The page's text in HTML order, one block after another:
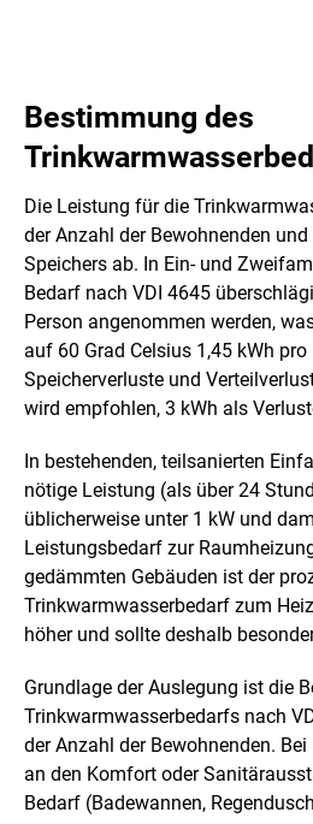
Bestimmung des
Die Leistung für die
der Anzahl der Bewohnenden und
Speichers ab. In Ein- und
Bedarf nach VDI 4645
Person angenommen werden,
auf 60 Grad Celsius 1,45 kWh
Speicherverluste und
wird empfohlen, 3 kWh als
In bestehenden, teilsanierten
nötige Leistung (als über 24
üblicherweise unter 1 kW und
Leistungsbedarf zur
gedämmten Gebäuden ist der
Trinkwarmwasserbedarf zum
höher und sollte deshalb
Grundlage der Auslegung ist die
Trinkwarmwasserbedarfs nach
der Anzahl der Bewohnenden.
an den Komfort oder
Bedarf (Badewannen,